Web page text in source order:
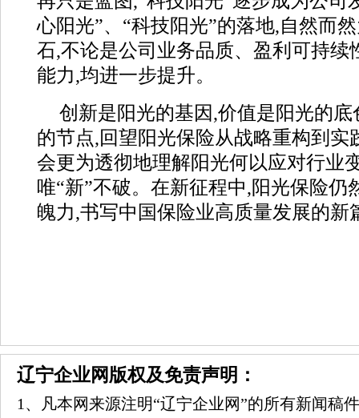
心阳光”、“科技阳光”的落地,自然而
石,不论是公司业务品质、盈利可持续
能力,均进一步提升。
创新是阳光的基因,价值是阳光的
的节点,回望阳光保险从战略重构到实
会更为透彻地理解阳光何以应对行
唯“新”不破。在新征程中,阳光保险仍
魄力,书写中国保险业高质量发展的新
辽宁企业网版权及免责声明：
1、凡本网来源注明“辽宁企业网”的所有新闻稿